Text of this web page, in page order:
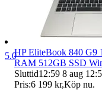
5.0HP EliteBook 840
RAM 512GB SSD
Sluttid12:59 8 aug
Pris:6 199 kr,Köp nu.